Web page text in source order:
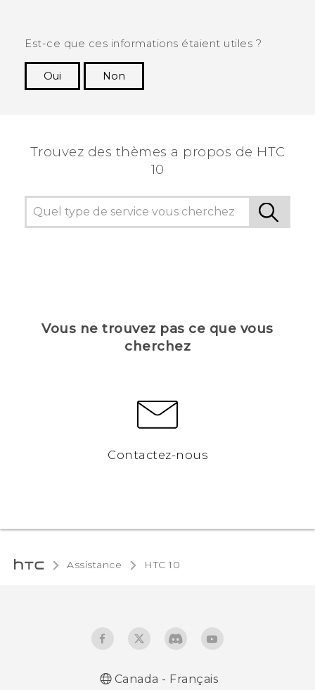
Est-ce que ces informations étaient utiles ?
Oui
Non
Trouvez des thèmes a propos de HTC
10
Vous ne trouvez pas ce que vous
cherchez
Contactez-nous
Assistance HTC 10‎
Canada - Français